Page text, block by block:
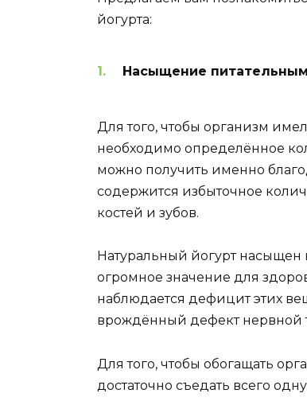
йогурта:
Насыщение
Для того, чтобы организм
необходимо определённое
можно получить именно
содержится избыточное
костей и зубов.
Натуральный йогурт
огромное значение для
наблюдается дефицит этих
врождённый дефект нервной
Для того, чтобы обогащать
достаточно съедать всего